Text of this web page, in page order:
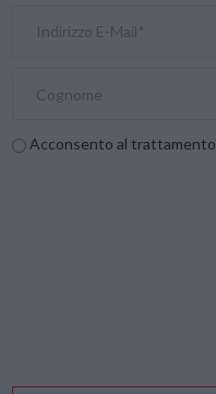
Acconsento al